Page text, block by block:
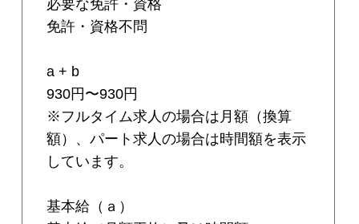
必要な免許・資格
免許・資格不問
a + b
930円〜930円
※フルタイム求人の場合は月額（換算
額）、パート求人の場合は時間額を表示
しています。
基本給（ａ）